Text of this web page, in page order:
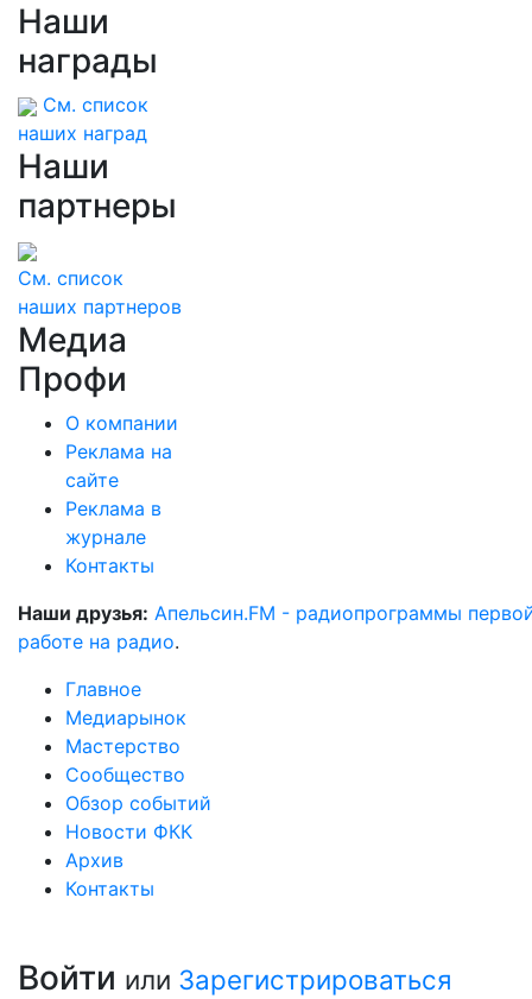
Наши
награды
См. список
наших наград
Наши
партнеры
См. список
наших партнеров
Медиа
Профи
О компании
Реклама на
сайте
Реклама в
журнале
Контакты
Наши друзья: Апельсин.FM - радиопрограммы
работе на радио.
Главное
Медиарынок
Мастерство
Сообщество
Обзор событий
Новости ФКК
Архив
Контакты
Войти или Зарегистрироваться